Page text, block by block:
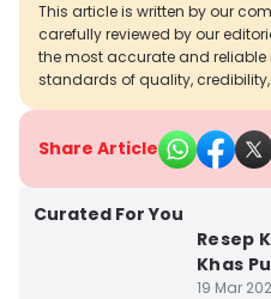
This article is written by our
carefully reviewed by our
the most accurate and
standards of quality,
Share Article
Curated For You
Resep
Khas
19 Mar